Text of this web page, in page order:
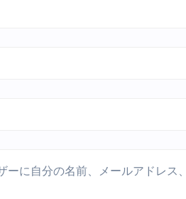
に自分の名前、メールアドレス